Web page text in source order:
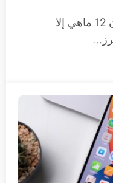
قد يرى البعض أن طرز آي-فون 12 ماهي إلا